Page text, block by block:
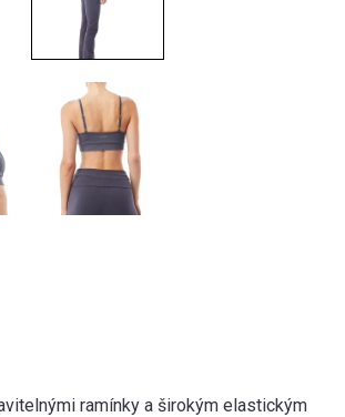
ramínky a širokým elastickým